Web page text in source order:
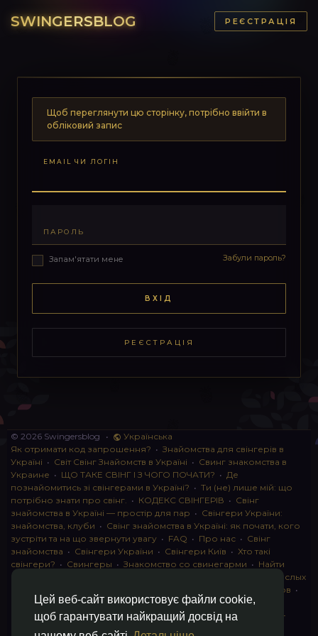
Цей веб-сайт використовує файли cookie,
щоб гарантувати найкращий досвід на
SWINGERSBLOG РЕЄСТРАЦІЯ
Щоб переглянути цю сторінку, потрібно ввійти в
обліковий запис
EMAIL ЧИ ЛОГІН
ПАРОЛЬ
Запам'ятати мене Забули пароль?
ВХІД
РЕЄСТРАЦІЯ
© 2026 Swingersblog •
Українська
Як отримати код запрошення? • Знайомства для свінгерів в
Україні • Світ Свінг Знайомств в Україні • Свинг знакомства в
Украине • ЩО ТАКЕ СВІНГ І З ЧОГО ПОЧАТИ? • Де
познайомитись зі свінгерами в Україні? • Ти (не) лише мій: що
потрібно знати про свінг. • КОДЕКС СВІНГЕРІВ • Свінг
знайомства в Україні — простір для пар • Свінгери України:
знайомства, клуби • Свінг знайомства в Україні: як почати, кого
зустріти та на що звернути увагу • FAQ • Про нас • Свінг
знайомства • Свінгери України • Свінгери Київ • Хто такі
свінгери? • Свингеры • Знакомство со свинегарми • Найти
instagram для взрослых
Клуб свингеров •
Конфіденційність• Правила• Партнерська програма
Свингеры •Свинг-пати•О свингерах откровенно
Свинг-
клуб: что это и как работает